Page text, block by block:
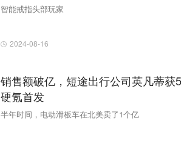
智能戒指头部玩家
2024-08-16
销售额破亿，短途出行公司英凡蒂获
硬氪首发
半年时间，电动滑板车在北美卖了1个亿